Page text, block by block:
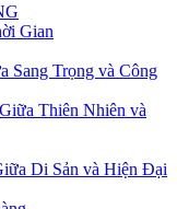
Gian
Trọng và Công
Thiên Nhiên và
Di Sản và Hiện Đại